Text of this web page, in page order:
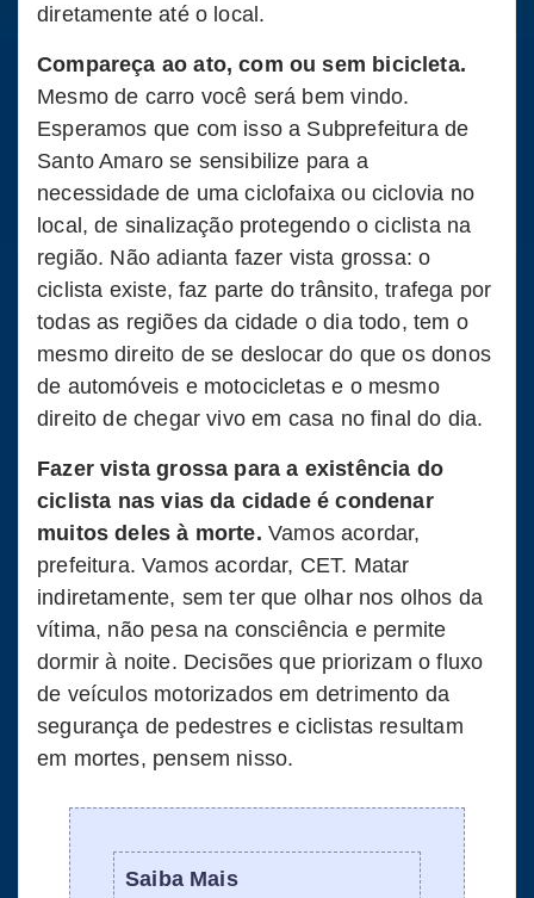
diretamente até o local.
Compareça ao ato, com ou sem bicicleta.
Mesmo de carro você será bem vindo.
Esperamos que com isso a Subprefeitura de
Santo Amaro se sensibilize para a
necessidade de uma ciclofaixa ou ciclovia no
local, de sinalização protegendo o ciclista na
região. Não adianta fazer vista grossa: o
ciclista existe, faz parte do trânsito, trafega por
todas as regiões da cidade o dia todo, tem o
mesmo direito de se deslocar do que os donos
de automóveis e motocicletas e o mesmo
direito de chegar vivo em casa no final do dia.
Fazer vista grossa para a existência do
ciclista nas vias da cidade é condenar
muitos deles à morte. Vamos acordar,
prefeitura. Vamos acordar, CET. Matar
indiretamente, sem ter que olhar nos olhos da
vítima, não pesa na consciência e permite
dormir à noite. Decisões que priorizam o fluxo
de veículos motorizados em detrimento da
segurança de pedestres e ciclistas resultam
em mortes, pensem nisso.
Saiba Mais